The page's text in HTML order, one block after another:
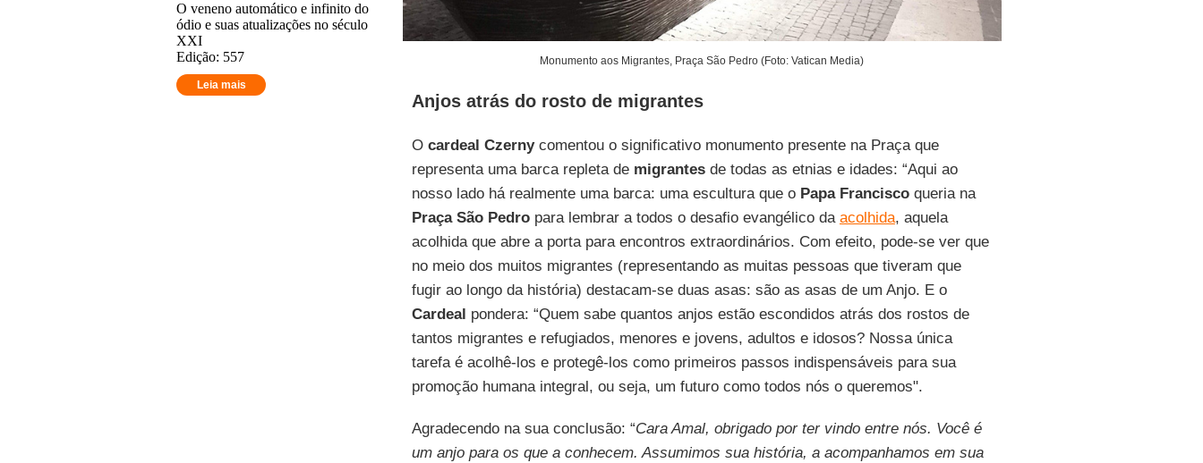
O veneno automático e infinito do
ódio e suas atualizações no século
XXI
Edição: 557
Leia mais
Monumento aos Migrantes, Praça São Pedro (Foto: Vatican Media)
Anjos atrás do rosto de migrantes
O cardeal Czernycomentou o significativo monumento presente na Praça que
representa uma barca repleta de migrantesde todas as etnias e idades: “Aqui ao
nosso lado há realmente uma barca: uma escultura que o Papa Franciscoqueria na
Praça São Pedropara lembrar a todos o desafio evangélico da acolhida, aquela
acolhida que abre a porta para encontros extraordinários. Com efeito, pode-se ver que
no meio dos muitos migrantes (representando as muitas pessoas que tiveram que
fugir ao longo da história) destacam-se duas asas: são as asas de um Anjo. E o
Cardeal pondera: “Quem sabe quantos anjos estão escondidos atrás dos rostos de
tantos migrantes e refugiados, menores e jovens, adultos e idosos? Nossa única
tarefa é acolhê-los e protegê-los como primeiros passos indispensáveis para sua
promoção humana integral, ou seja, um futuro como todos nós o queremos".
Agradecendo na sua conclusão: “Cara Amal, obrigado por ter vindo entre nós. Você é
um anjo para os que a conhecem. Assumimos sua história, a acompanhamos em sua